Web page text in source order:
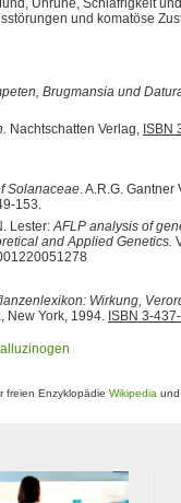
Unruhe, Schläfrigkeit
und komatöse
Brugmansia und
Nachtschatten Verlag, ISBN
Solanaceae. A.R.G.
153.
Lester:AFLP analysis of
and Applied Genetics.
Wirkung,
New York, 1994. ISBN 3-
freien Enzyklopädie Wikipedia